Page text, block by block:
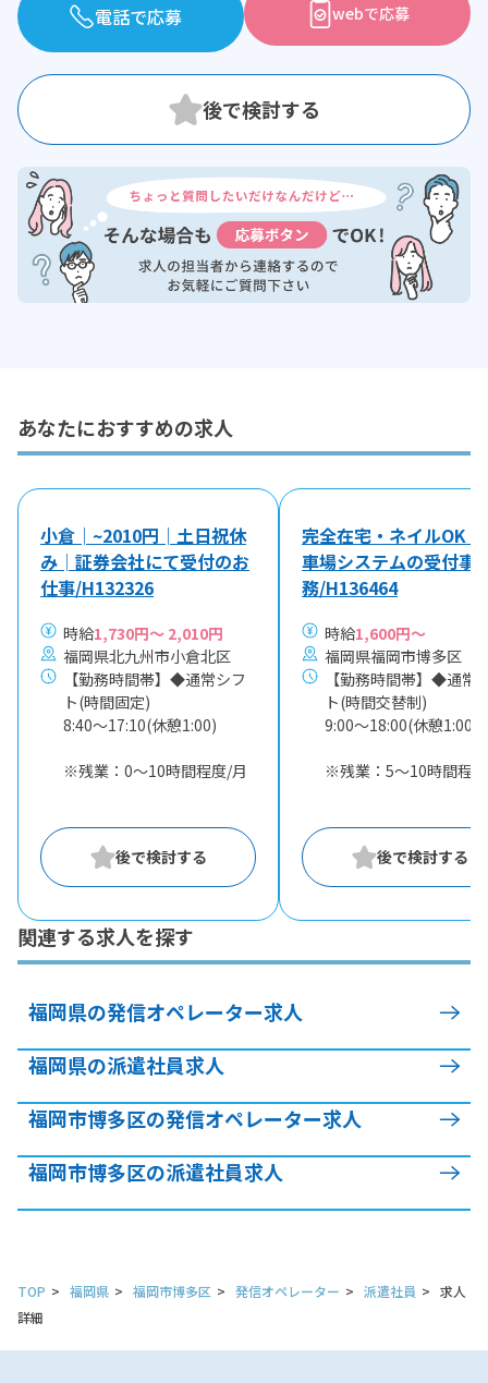
電話で応募 webで応募
あなたにおすすめの求人
小倉│~2010円│土日祝休
み│証券会社にて受付のお
仕事/H132326
時給1,730円～ 2,010円
福岡県北九州市小倉北区
【勤務時間帯】◆通常シフ
ト(時間固定)
8:40〜17:10(休憩1:00)
※残業：0〜10時間程度/月
完全在宅・ネイルOK
車場システムの受付事
務/H136464
時給1,600円～
福岡県福岡市博多区
【勤務時間帯】◆通常
ト(時間交替制)
9:00〜18:00(休憩1:00)
※残業：5〜10時間程
関連する求人を探す
福岡県の発信オペレーター求人
福岡県の派遣社員求人
福岡市博多区の発信オペレーター求人
福岡市博多区の派遣社員求人
TOP 福岡県 福岡市博多区 発信オペレーター 派遣社員
求人
詳細